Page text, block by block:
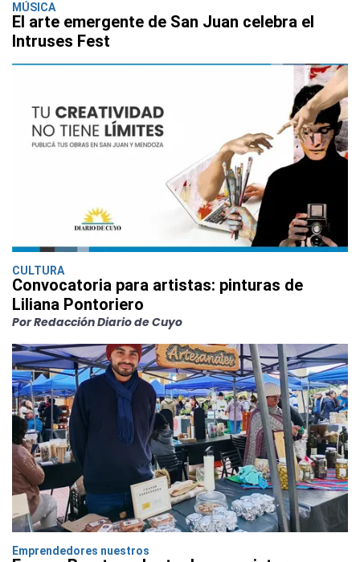
MÚSICA
El arte emergente de San Juan celebra el
Intruses Fest
CULTURA
Convocatoria para artistas: pinturas de
Liliana Pontoriero
Por Redacción Diario de Cuyo
Emprendedores nuestros